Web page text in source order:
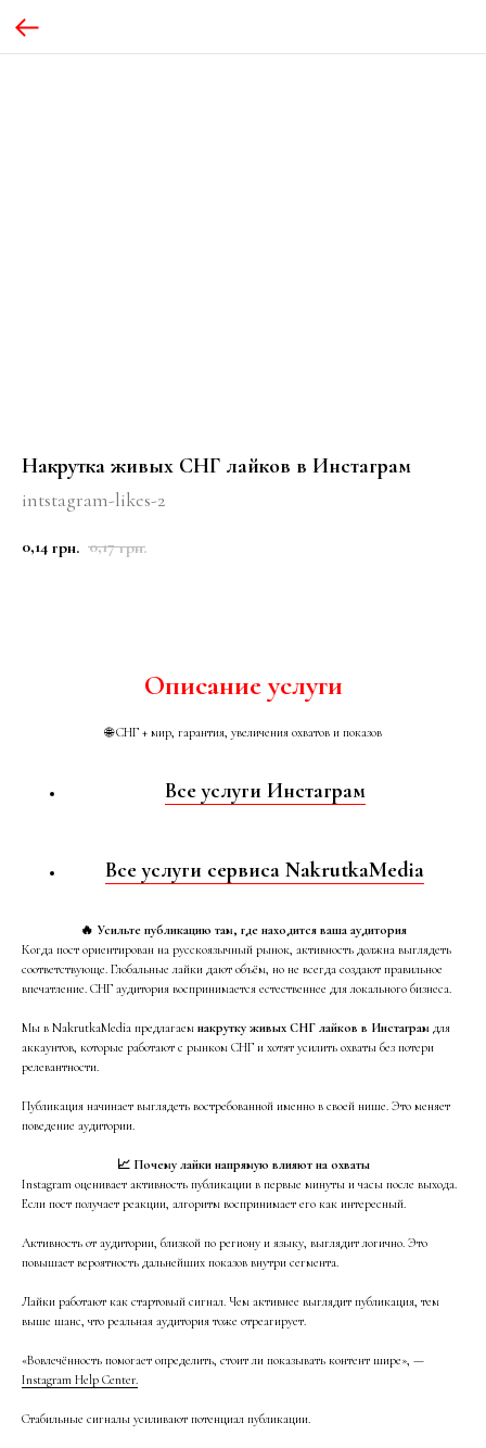
Накрутка живых СНГ лайков в Инстаграм
intstagram-likes-2
0,14 грн. 0,17 грн.
Описание услуги
🌐 СНГ + мир, гарантия, увеличения охватов и показов
Все услуги Инстаграм
Все услуги сервиса NakrutkaMedia
🔥 Усильте публикацию там, где находится ваша аудитория
Когда пост ориентирован на русскоязычный рынок, активность должна выглядеть
соответствующе. Глобальные лайки дают объём, но не всегда создают правильное
впечатление. СНГ аудитория воспринимается естественнее для локального бизнеса.
Мы в NakrutkaMedia предлагаем накрутку живых СНГ лайков в Инстаграм для
аккаунтов, которые работают с рынком СНГ и хотят усилить охваты без потери
релевантности.
Публикация начинает выглядеть востребованной именно в своей нише. Это меняет
поведение аудитории.
📈 Почему лайки напрямую влияют на охваты
Instagram оценивает активность публикации в первые минуты и часы после выхода.
Если пост получает реакции, алгоритм воспринимает его как интересный.
Активность от аудитории, близкой по региону и языку, выглядит логично. Это
повышает вероятность дальнейших показов внутри сегмента.
Лайки работают как стартовый сигнал. Чем активнее выглядит публикация, тем
выше шанс, что реальная аудитория тоже отреагирует.
«Вовлечённость помогает определить, стоит ли показывать контент шире», —
Instagram Help Center.
Стабильные сигналы усиливают потенциал публикации.